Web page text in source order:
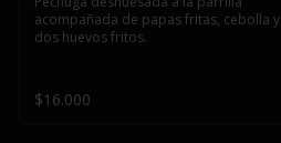
acompañada de papas fritas, cebolla y
dos huevos fritos.
$16.000